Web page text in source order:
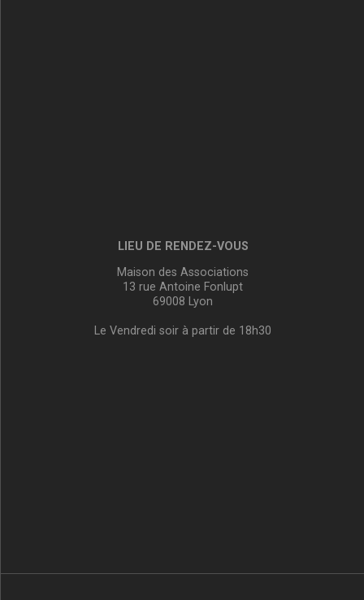
LIEU DE RENDEZ-VOUS
Maison des Associations
13 rue Antoine Fonlupt
69008 Lyon
Le Vendredi soir à partir de 18h30